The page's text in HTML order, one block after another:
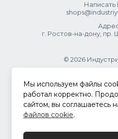
Написать
г. Ростов-на-дону, пр.
© 2026
.
Политика
Мы используем файлы
работал корректно.
сайтом, вы соглашаетесь
файлов cookie.